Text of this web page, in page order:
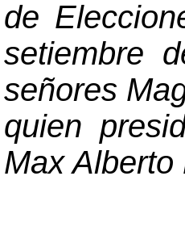
de
setiembre
señores
quien
Max